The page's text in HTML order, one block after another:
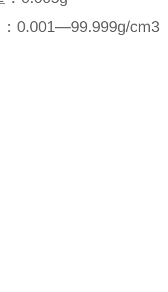
0.001—99.999g/cm3